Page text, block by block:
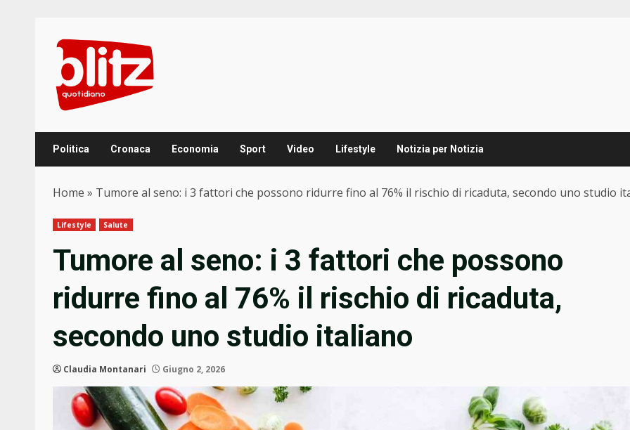
content
Politica Cronaca Economia Sport Video Lifestyle Notizia per Notizia
Home » Tumore al seno: i 3 fattori che possono ridurre fino al 76% il rischio di ricaduta, secondo uno studio
Lifestyle Salute
Tumore al seno: i 3 fattori che possono
ridurre fino al 76% il rischio di ricaduta,
secondo uno studio italiano
Claudia Montanari Giugno 2, 2026